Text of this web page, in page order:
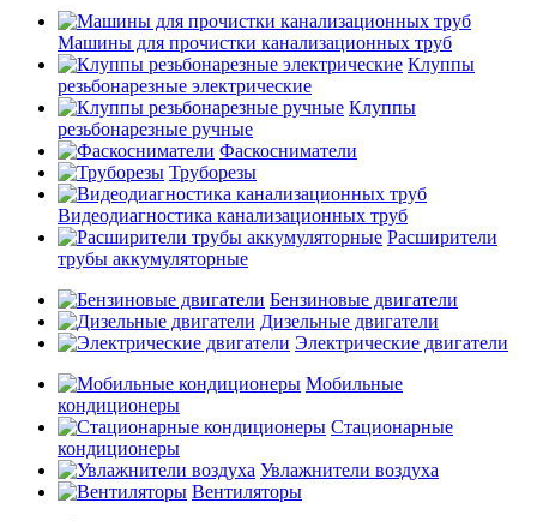
Машины для прочистки канализационных труб
Клуппы
резьбонарезные электрические
Клуппы
резьбонарезные ручные
Фаскосниматели
Труборезы
Видеодиагностика канализационных труб
Расширители
трубы аккумуляторные
Бензиновые двигатели
Дизельные двигатели
Электрические двигатели
Мобильные
кондиционеры
Стационарные
кондиционеры
Увлажнители воздуха
Вентиляторы